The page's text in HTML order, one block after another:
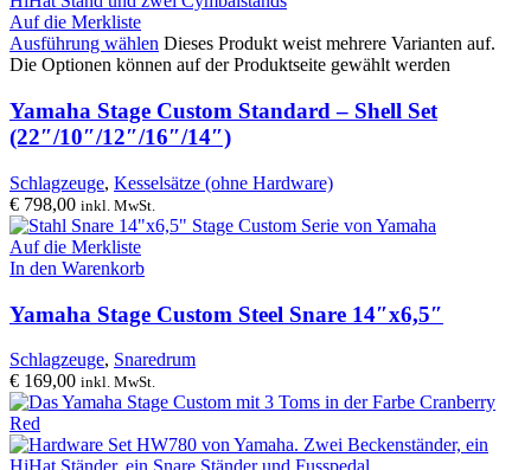
Auf die Merkliste
Ausführung wählen Dieses Produkt weist mehrere Varianten auf.
Die Optionen können auf der Produktseite gewählt werden
Yamaha Stage Custom Standard – Shell Set
(22″/10″/12″/16″/14″)
Schlagzeuge, Kesselsätze (ohne Hardware)
€ 798,00 inkl. MwSt.
Auf die Merkliste
In den Warenkorb
Yamaha Stage Custom Steel Snare 14″x6,5″
Schlagzeuge, Snaredrum
€ 169,00 inkl. MwSt.